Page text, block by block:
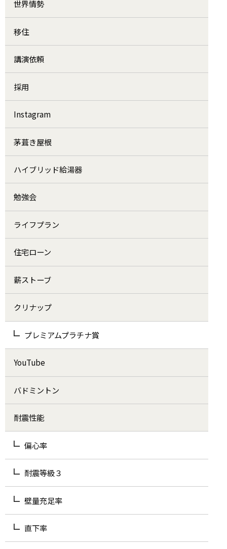
世界情勢
移住
講演依頼
採用
Instagram
茅葺き屋根
ハイブリッド給湯器
勉強会
ライフプラン
住宅ローン
薪ストーブ
クリナップ
プレミアムプラチナ賞
YouTube
バドミントン
耐震性能
偏心率
耐震等級３
壁量充足率
直下率